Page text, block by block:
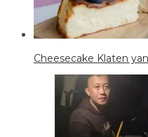
Cheesecake Klaten